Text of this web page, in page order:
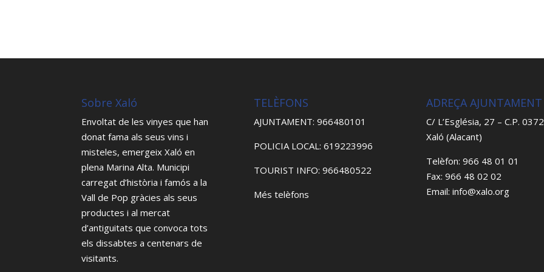
Sobre Xaló
Envoltat de les vinyes que han
donat fama als seus vins i
misteles, emergeix Xaló en
plena Marina Alta. Municipi
carregat d’història i famós a la
Vall de Pop gràcies als seus
productes i al mercat
d’antiguitats que convoca tots
els dissabtes a centenars de
visitants.
TELÈFONS
AJUNTAMENT: 966480101
POLICIA LOCAL: 619223996
TOURIST INFO: 966480522
Més telèfons
ADREÇA AJUNTAMENT
C/ L’Església, 27 – C.P.
Xaló (Alacant)
Telèfon: 966 48 01 01
Fax: 966 48 02 02
Email: info@xalo.org